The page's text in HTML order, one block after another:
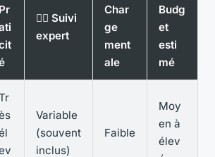
Pr
👩‍⚕️ Suivi
expert
Char
ge
ment
ale
Budg
et
esti
mé
Variable
(souvent
inclus)
Faible
Moy
en à
élev